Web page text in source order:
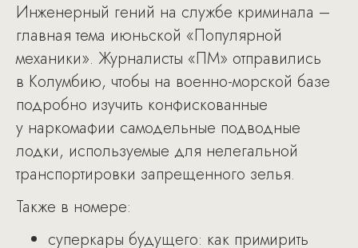
Инженерный гений на службе криминала –
главная тема июньской «Популярной
механики». Журналисты «ПМ» отправились
в Колумбию, чтобы на военно-морской базе
подробно изучить конфискованные
у наркомафии самодельные подводные
лодки, используемые для нелегальной
транспортировки запрещенного зелья.
Также в номере:
суперкары будущего: как примирить